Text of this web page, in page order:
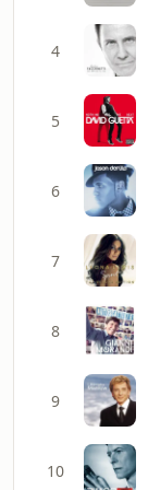
4
5
6
7
8
9
10